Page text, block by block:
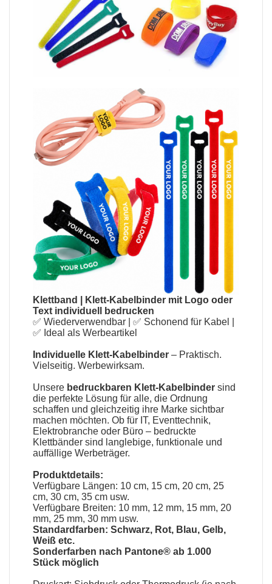
Klettband
Klett-Kabelbinder mit Logo oder
Text individuell bedrucken
✅ Wiederverwendbar | ✅ Schonend für Kabel |
✅ Ideal als Werbeartikel
Individuelle Klett-Kabelbinder – Praktisch.
Vielseitig. Werbewirksam.
Unsere bedruckbaren Klett-Kabelbinder sind
die perfekte Lösung für alle, die Ordnung
schaffen und gleichzeitig ihre Marke sichtbar
machen möchten. Ob für IT, Eventtechnik,
Elektrobranche oder Büro – bedruckte
Klettbänder sind langlebige, funktionale und
auffällige Werbeträger.
Produktdetails:
Verfügbare Längen: 10 cm, 15 cm, 20 cm, 25
cm, 30 cm, 35 cm usw.
Verfügbare Breiten: 10 mm, 12 mm, 15 mm, 20
mm, 25 mm, 30 mm usw.
Standardfarben: Schwarz, Rot, Blau, Gelb,
Weiß etc.
Sonderfarben nach Pantone® ab 1.000
Stück möglich